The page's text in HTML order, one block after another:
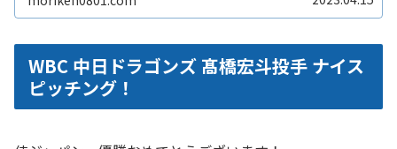
WBC 中日ドラゴンズ 髙橋宏斗投手 ナイス
ピッチング！